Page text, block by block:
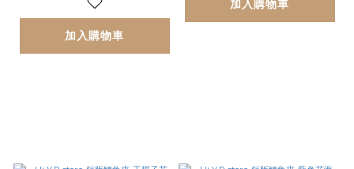
加入購物車
加入購物車